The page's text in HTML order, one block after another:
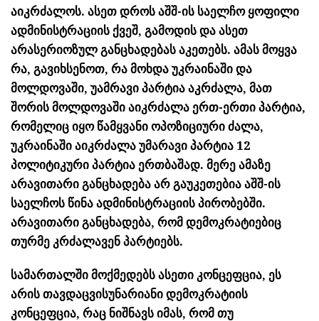
აიკრძალოს. ასეთ დროს აშშ-ის საელჩო ყოფილი
ადმინისტრაციის ქვეშ, გამოდის და ასეთ
არასერიოზულ განცხადებას აკეთებს. ამას მოყვა
რა, გავიხსენოთ, რა მოხდა უკრაინაში და
მოლდოვაში, უამრავი პარტია აკრძალა, მათ
შორის მოლდოვაში აიკრძალა ერთ-ერთი პარტია,
რომელიც იყო წამყვანი ოპოზიციური ძალა,
უკრაინაში აიკრძალა უმარავი პარტია 12
პოლიტიკური პარტია ერთბაშად. მერე ამაზე
არავითარი განცხადება არ გაუკეთებია აშშ-ის
საელჩოს წინა ადმინისტრაციის პირობებში.
არავითარი განცხადება, რომ დემოკრატიებიც
თურმე კრძალავენ პარტიებს.
სამართალში მოქმედებს ასეთი კონცეფცია, ეს
არის თავდაცვისუნარიანი დემოკრატიის
კონცეფცია, რაც ნიშნავს იმას, რომ თუ